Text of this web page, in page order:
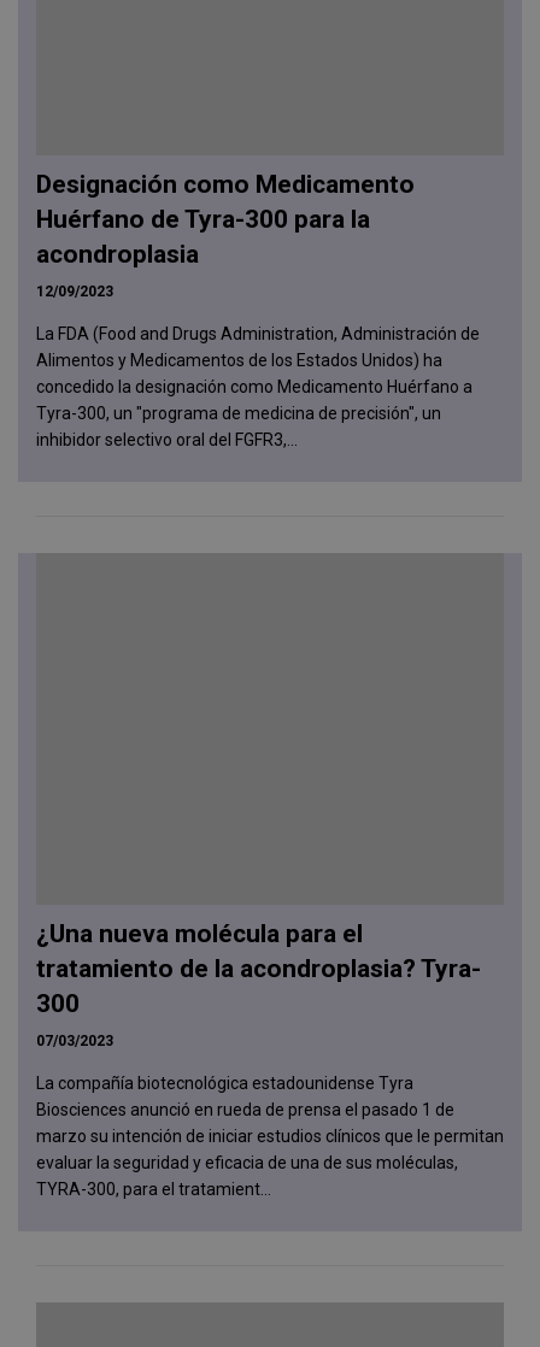
Designación como Medicamento
Huérfano de Tyra-300 para la
acondroplasia
12/09/2023
La FDA (Food and Drugs Administration, Administración de
Alimentos y Medicamentos de los Estados Unidos) ha
concedido la designación como Medicamento Huérfano a
Tyra-300, un "programa de medicina de precisión", un
inhibidor selectivo oral del FGFR3,...
¿Una nueva molécula para el
tratamiento de la acondroplasia? Tyra-
300
07/03/2023
La compañía biotecnológica estadounidense Tyra
Biosciences anunció en rueda de prensa el pasado 1 de
marzo su intención de iniciar estudios clínicos que le permitan
evaluar la seguridad y eficacia de una de sus moléculas,
TYRA-300, para el tratamient...